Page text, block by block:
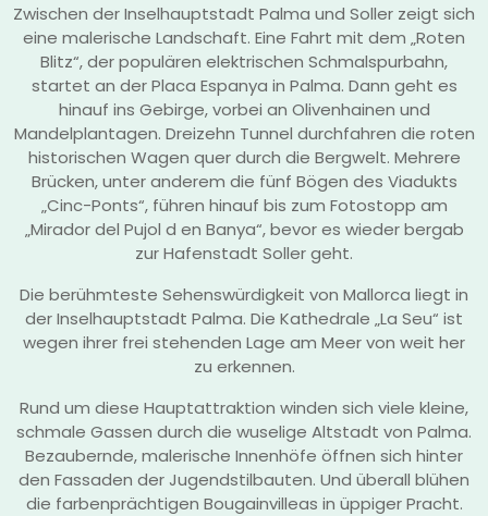
Zwischen der Inselhauptstadt Palma und Soller zeigt sich
eine malerische Landschaft. Eine Fahrt mit dem „Roten
Blitz“, der populären elektrischen Schmalspurbahn,
startet an der Placa Espanya in Palma. Dann geht es
hinauf ins Gebirge, vorbei an Olivenhainen und
Mandelplantagen. Dreizehn Tunnel durchfahren die roten
historischen Wagen quer durch die Bergwelt. Mehrere
Brücken, unter anderem die fünf Bögen des Viadukts
„Cinc-Ponts“, führen hinauf bis zum Fotostopp am
„Mirador del Pujol d en Banya“, bevor es wieder bergab
zur Hafenstadt Soller geht.
Die berühmteste Sehenswürdigkeit von Mallorca liegt in
der Inselhauptstadt Palma. Die Kathedrale „La Seu“ ist
wegen ihrer frei stehenden Lage am Meer von weit her
zu erkennen.
Rund um diese Hauptattraktion winden sich viele kleine,
schmale Gassen durch die wuselige Altstadt von Palma.
Bezaubernde, malerische Innenhöfe öffnen sich hinter
den Fassaden der Jugendstilbauten. Und überall blühen
die farbenprächtigen Bougainvilleas in üppiger Pracht.